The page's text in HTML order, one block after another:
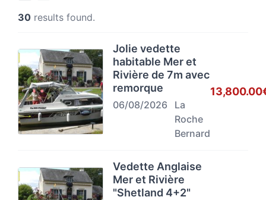
30 results found.
Jolie vedette
habitable Mer et
Rivière de 7m avec
remorque
06/08/2026
La
Roche
Bernard
Vedette Anglaise
Mer et Rivière
"Shetland 4+2"